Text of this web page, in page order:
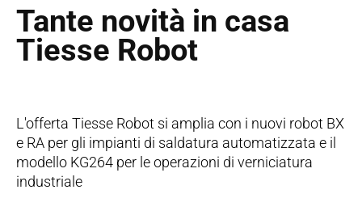
Tante novità in casa
Tiesse Robot
L'offerta Tiesse Robot si amplia con i nuovi robot BX
e RA per gli impianti di saldatura automatizzata e il
modello KG264 per le operazioni di verniciatura
industriale